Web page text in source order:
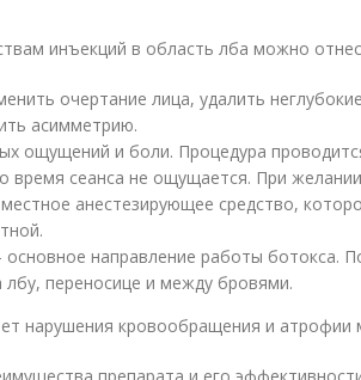
инъекций в область лба можно
очертание лица, удалить
асимметрию.
ощущений и боли. Процедура
время сеанса не ощущается. При
анестезирующее средство,
направление работы ботокса.
переносице и между бровями.
нарушения кровообращения и атрофии